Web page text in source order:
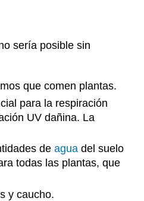
sería posible sin
que comen plantas.
para la respiración
UV dañina. La
de aguadel suelo
todas las plantas, que
y caucho.